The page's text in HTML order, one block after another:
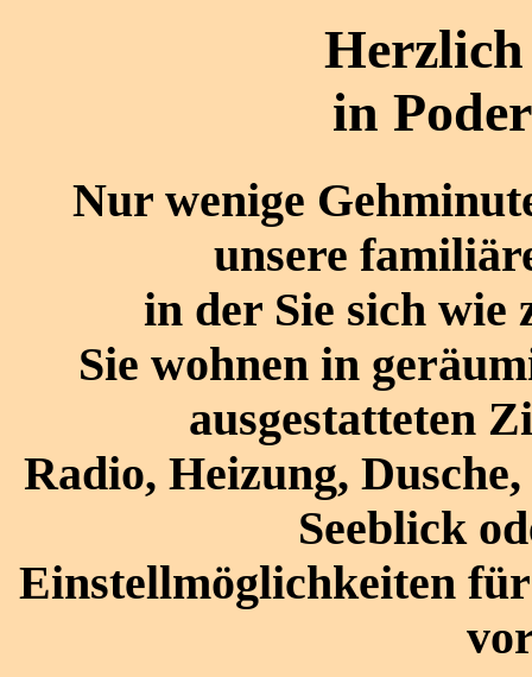
in
Nur wenige
unsere
in der Sie sich wie
Sie wohnen in
ausgestatteten
Radio, Heizung,
Seeblick
Einstellmöglichkeiten